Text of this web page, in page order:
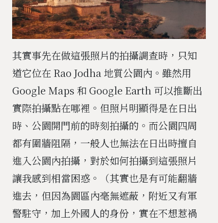
其實事先在做這張照片的拍攝調查時，只知
道它位在 Rao Jodha 地質公園內。雖然用
Google Maps 和 Google Earth 可以推斷出
實際拍攝點在哪裡。但照片明顯得是在日出
時、公園開門前的時刻拍攝的。而公園四周
都有圍牆阻隔，一般人也無法在日出時擅自
進入公園內拍攝，對於如何拍攝到這張照片
讓我感到相當困惑。（其實也是有可能翻牆
進去，但因為園區內毫無遮蔽，附近又有軍
警駐守，加上外國人的身份，實在不想惹禍